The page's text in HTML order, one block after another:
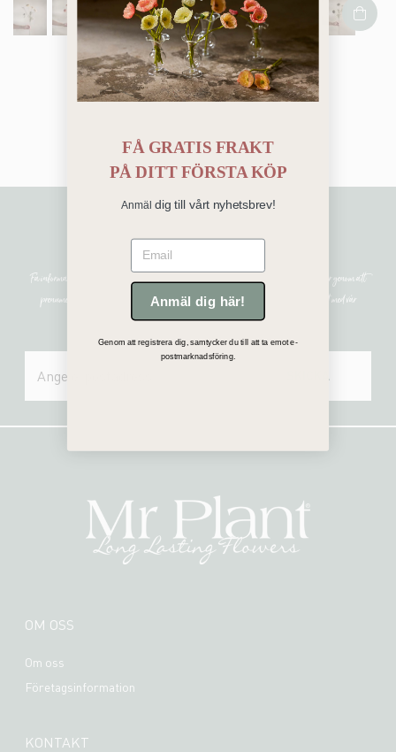
Du har sett 4 av 4 produkter
Sign me up!
Få information om de senaste nyheterna, unika erbjudanden och inspirerande uppdateringar genom att
prenumerera på vårt nyhetsbrev. Mr Plant hanterar all personlig information i enlighet med vår
integritetspolicy.
OM OSS
Om oss
Företagsinformation
KONTAKT
FÅ GRATIS FRAKT
PÅDITT FÖRSTA KÖP
Anmäl dig till vårt nyhetsbrev!
Email
Anmäl dig här!
Genom att registrera dig, samtycker du till att ta emot e-
postmarknadsföring.